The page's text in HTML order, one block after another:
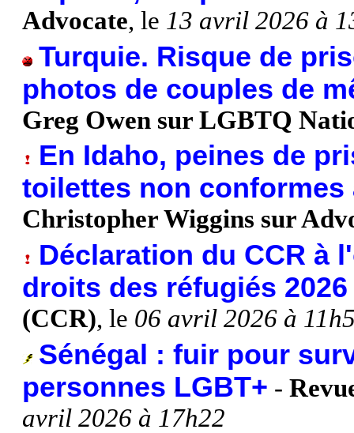
Advocate, le 13 avril 2026 à
Turquie. Risque de
photos de couples de
Greg Owen sur LGBTQ
En Idaho, peines de
toilettes non conformes
Christopher Wiggins sur
Déclaration du CCR à
droits des réfugiés 2026
(CCR), le 06 avril 2026 à
Sénégal : fuir pour
personnes LGBT+ -
avril 2026 à 17h22